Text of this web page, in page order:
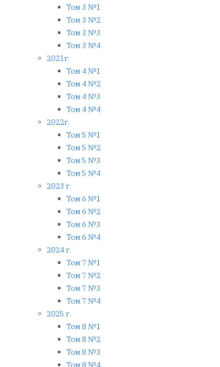
Том 3 №1
Том 3 №2
Том 3 №3
Том 3 №4
2021г.
Том 4 №1
Том 4 №2
Том 4 №3
Том 4 №4
2022г.
Том 5 №1
Том 5 №2
Том 5 №3
Том 5 №4
2023 г.
Том 6 №1
Том 6 №2
Том 6 №3
Том 6 №4
2024 г.
Том 7 №1
Том 7 №2
Том 7 №3
Том 7 №4
2025 г.
Том 8 №1
Том 8 №2
Том 8 №3
Том 8 №4